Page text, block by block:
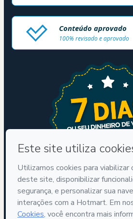
Conteúdo aprovado
100% revisado e aprovado